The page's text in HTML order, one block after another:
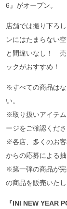
6』がオープン。
店舗では撮り下ろ
ンにはたまらない
と間違いなし！ 売
ックがおすすめ！
※すべての商品は
い。
※取り扱いアイテ
ージをご確認くださ
※各店、多くのお
からの応募による
※第一弾の商品が
の商品を販売いたし
『INI NEW YEAR